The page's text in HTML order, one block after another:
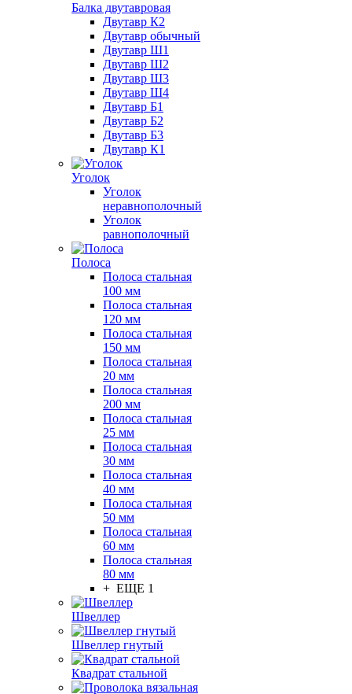
Балка двутавровая
Двутавр К2
Двутавр обычный
Двутавр Ш1
Двутавр Ш2
Двутавр Ш3
Двутавр Ш4
Двутавр Б1
Двутавр Б2
Двутавр Б3
Двутавр К1
Уголок
Уголок
неравнополочный
Уголок
равнополочный
Полоса
Полоса стальная
100 мм
Полоса стальная
120 мм
Полоса стальная
150 мм
Полоса стальная
20 мм
Полоса стальная
200 мм
Полоса стальная
25 мм
Полоса стальная
30 мм
Полоса стальная
40 мм
Полоса стальная
50 мм
Полоса стальная
60 мм
Полоса стальная
80 мм
+ ЕЩЕ 1
Швеллер
Швеллер гнутый
Квадрат стальной